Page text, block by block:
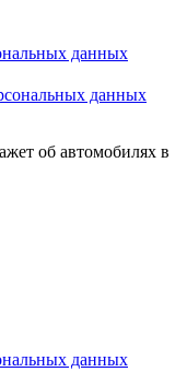
данных
данных
об автомобилях в
данных